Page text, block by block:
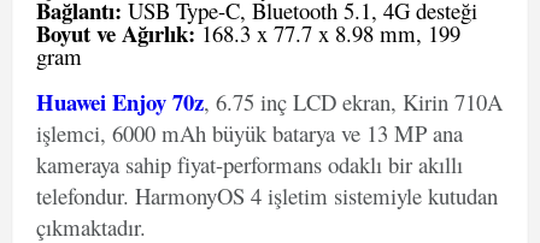
Bağlantı: USB Type-C, Bluetooth 5.1, 4G desteği
Boyut ve Ağırlık:168.3 x 77.7 x 8.98 mm, 199
gram
Huawei Enjoy 70z, 6.75 inç LCD ekran, Kirin 710A
işlemci, 6000 mAh büyük batarya ve 13 MP ana
kameraya sahip fiyat-performans odaklı bir akıllı
telefondur. HarmonyOS 4 işletim sistemiyle kutudan
çıkmaktadır.